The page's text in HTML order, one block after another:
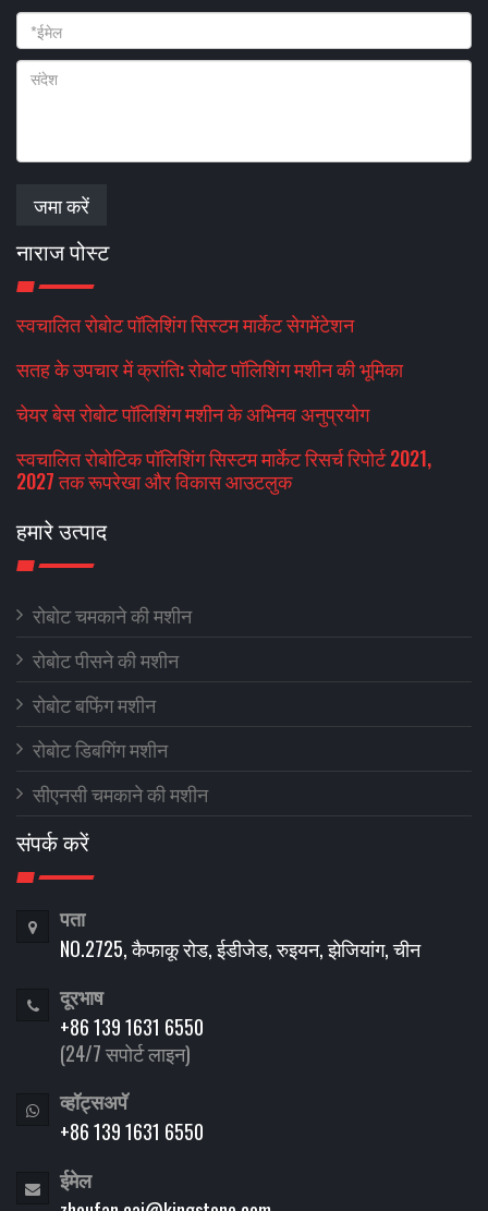
जमा करें
नाराज पोस्ट
स्वचालित रोबोट पॉलिशिंग सिस्टम मार्केट सेगमेंटेशन
सतह के उपचार में क्रांति: रोबोट पॉलिशिंग मशीन की भूमिका
चेयर बेस रोबोट पॉलिशिंग मशीन के अभिनव अनुप्रयोग
स्वचालित रोबोटिक पॉलिशिंग सिस्टम मार्केट रिसर्च रिपोर्ट 2021,
2027 तक रूपरेखा और विकास आउटलुक
हमारे उत्पाद
रोबोट चमकाने की मशीन
रोबोट पीसने की मशीन
रोबोट बफिंग मशीन
रोबोट डिबगिंग मशीन
सीएनसी चमकाने की मशीन
संपर्क करें
पता
NO.2725, कैफाकू रोड, ईडीजेड, रुइयन, झेजियांग, चीन
दूरभाष
+86 139 1631 6550
(24/7 सपोर्ट लाइन)
व्हॉट्सअपॅ
+86 139 1631 6550
ईमेल